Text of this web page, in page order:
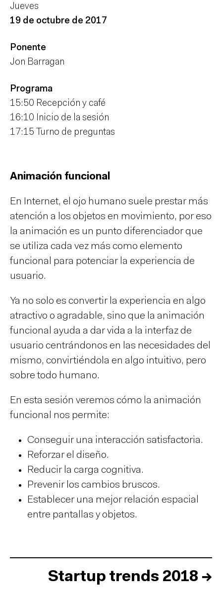
Jueves
19 de octubre de 2017
Ponente
Jon Barragan
Programa
15:50 Recepción y café
16:10 Inicio de la sesión
17:15 Turno de preguntas
Animación funcional
En Internet, el ojo humano suele prestar más
atención a los objetos en movimiento, por eso
la animación es un punto diferenciador que
se utiliza cada vez más como elemento
funcional para potenciar la experiencia de
usuario.
Ya no solo es convertir la experiencia en algo
atractivo o agradable, sino que la animación
funcional ayuda a dar vida a la interfaz de
usuario centrándonos en las necesidades del
mismo, convirtiéndola en algo intuitivo, pero
sobre todo humano.
En esta sesión veremos cómo la animación
funcional nos permite:
Conseguir una interacción satisfactoria.
Reforzar el diseño.
Reducir la carga cognitiva.
Prevenir los cambios bruscos.
Establecer una mejor relación espacial
entre pantallas y objetos.
Startup trends 2018 →